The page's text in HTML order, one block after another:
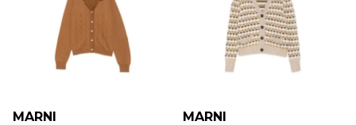
MARNI MARNI